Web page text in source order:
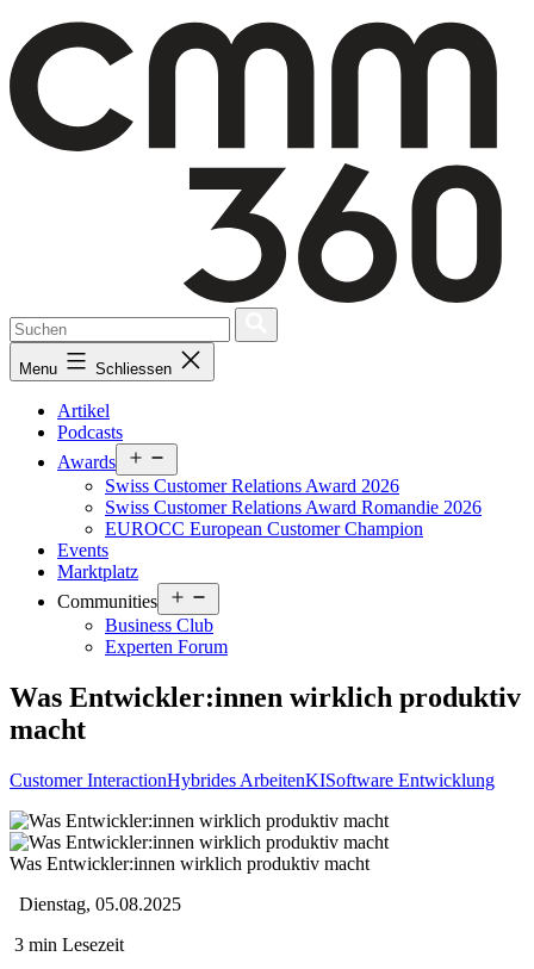
content
Menu Schliessen
Artikel
Podcasts
Awards
menu
Swiss Customer Relations Award 2026
Swiss Customer Relations Award Romandie 2026
EUROCC European Customer Champion
Events
Marktplatz
Communities
menu
Business Club
Experten Forum
Was Entwickler:innen wirklich produktiv
macht
Customer InteractionHybrides ArbeitenKISoftware Entwicklung
Was Entwickler:innen wirklich produktiv macht
Dienstag, 05.08.2025
3 min Lesezeit